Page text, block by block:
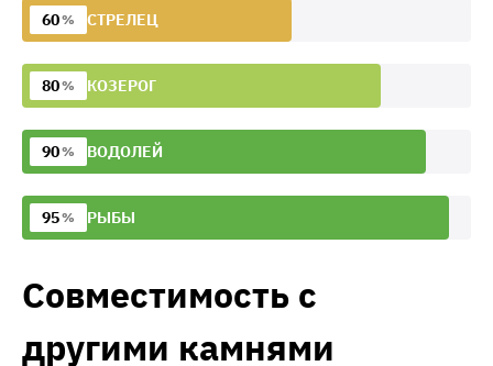
60% СТРЕЛЕЦ
80% КОЗЕРОГ
90% ВОДОЛЕЙ
95% РЫБЫ
Совместимость с
другими камнями